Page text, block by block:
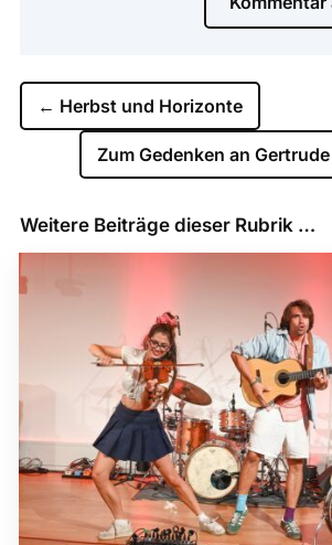
← Herbst und Horizonte
Zum Gedenken an
Weitere Beiträge dieser Rubrik …